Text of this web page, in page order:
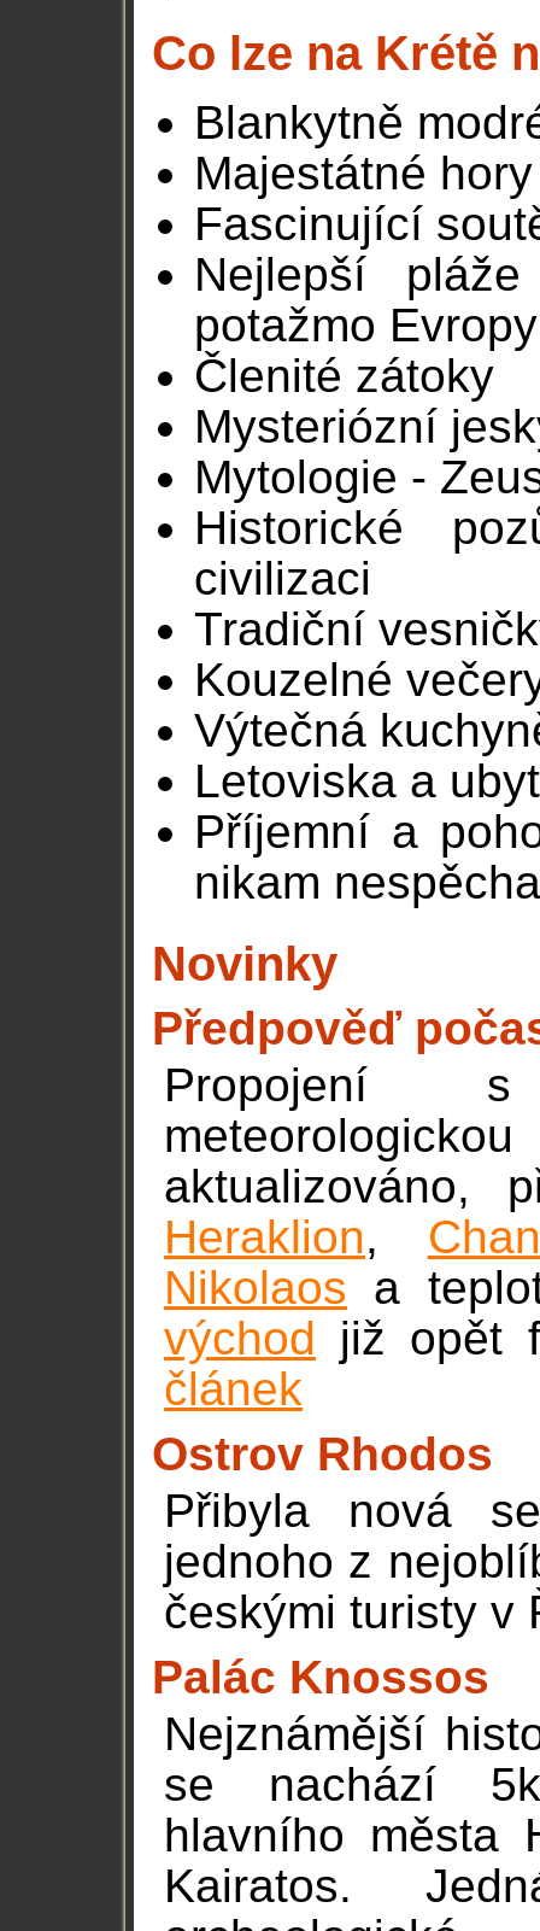
Co lze na Krétě
Blankytně
Majestátné hory
Fascinující
Nejlepší
potažmo Evropy
Členité zátoky
Mysteriózní
Mytologie -
Historické
civilizaci
Tradiční
Kouzelné
Výtečná
Letoviska a
Příjemní a
nikam
Novinky
Předpověď
Propojení
aktualizováno,
Heraklion,
Nikolaos a
východ již opět
článek
Ostrov Rhodos
Přibyla nová
jednoho z
českými turisty v
Palác Knossos
Nejznámější
se nachází
hlavního města
Kairatos.